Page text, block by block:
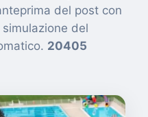
del post con
del
20405